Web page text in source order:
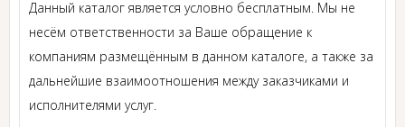
Данный каталог является условно бесплатным. Мы не
несём ответственности за Ваше обращение к
компаниям размещённым в данном каталоге, а также за
дальнейшие взаимоотношения между заказчиками и
исполнителями услуг.